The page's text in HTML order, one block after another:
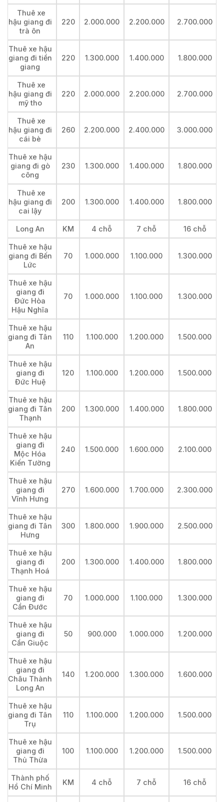
Thuê xe
hậu giang đi
trà ôn
220 2.000.000 2.200.000 2.700.000
Thuê xe hậu
giang đi tiền
giang
220 1.300.000 1.400.000 1.800.000
Thuê xe
hậu giang đi
mỹ tho
220 2.000.000 2.200.000 2.700.000
Thuê xe
hậu giang đi
cái bè
260 2.200.000 2.400.000 3.000.000
Thuê xe hậu
giang đi gò
công
230 1.300.000 1.400.000 1.800.000
Thuê xe
hậu giang đi
cai lậy
200 1.300.000 1.400.000 1.800.000
Long An KM 4 chỗ 7 chỗ 16 chỗ
Thuê xe hậu
giang đi Bến
Lức
70 1.000.000 1.100.000 1.300.000
Thuê xe hậu
giang đi
Đức Hòa
Hậu Nghĩa
70 1.000.000 1.100.000 1.300.000
Thuê xe hậu
giang đi Tân
An
110 1.100.000 1.200.000 1.500.000
Thuê xe hậu
giang đi
Đức Huệ
120 1.100.000 1.200.000 1.500.000
Thuê xe hậu
giang đi Tân
Thạnh
200 1.300.000 1.400.000 1.800.000
Thuê xe hậu
giang đi
Mộc Hóa
Kiến Tường
240 1.500.000 1.600.000 2.100.000
Thuê xe hậu
giang đi
Vĩnh Hưng
270 1.600.000 1.700.000 2.300.000
Thuê xe hậu
giang đi Tân
Hưng
300 1.800.000 1.900.000 2.500.000
Thuê xe hậu
giang đi
Thạnh Hoá
200 1.300.000 1.400.000 1.800.000
Thuê xe hậu
giang đi
Cần Đước
70 1.000.000 1.100.000 1.300.000
Thuê xe hậu
giang đi
Cần Giuộc
50 900.000 1.000.000 1.200.000
Thuê xe hậu
giang đi
Châu Thành
Long An
140 1.200.000 1.300.000 1.600.000
Thuê xe hậu
giang đi Tân
Trụ
110 1.100.000 1.200.000 1.500.000
Thuê xe hậu
giang đi
Thủ Thừa
100 1.100.000 1.200.000 1.500.000
Thành phố
Hồ Chí Minh
KM 4 chỗ 7 chỗ 16 chỗ